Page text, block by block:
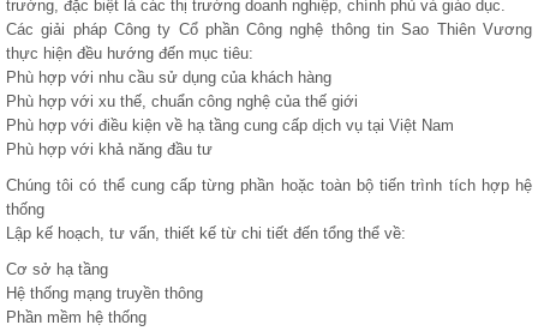
trường, đặc biệt là các thị trường doanh nghiệp, chính phủ và giáo dục.
Các giải pháp Công ty Cổ phần Công nghệ thông tin Sao Thiên Vương
thực hiện đều hướng đến mục tiêu:
Phù hợp với nhu cầu sử dụng của khách hàng
Phù hợp với xu thế, chuẩn công nghệ của thế giới
Phù hợp với điều kiện về hạ tầng cung cấp dịch vụ tại Việt Nam
Phù hợp với khả năng đầu tư
Chúng tôi có thể cung cấp từng phần hoặc toàn bộ tiến trình tích hợp hệ
thống
Lập kế hoạch, tư vấn, thiết kế từ chi tiết đến tổng thể về:
Cơ sở hạ tầng
Hệ thống mạng truyền thông
Phần mềm hệ thống